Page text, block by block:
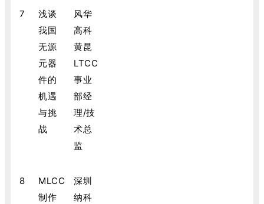
7
浅谈
我国
无源
元器
件的
机遇
与挑
战
风华
高科
黄昆
LTCC
事业
部经
理/技
术总
监
8
MLCC
制作
深圳
纳科